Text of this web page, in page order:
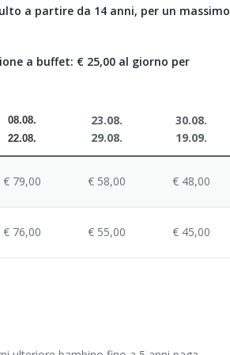
a partire da 14 anni, per un massimo
a buffet: € 25,00 al giorno per
08.08.
22.08.
23.08.
29.08.
30.08.
19.09.
€ 79,00 € 58,00 € 48,00
€ 76,00 € 55,00 € 45,00